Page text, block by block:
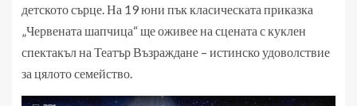
детското сърце. На 19 юни пък класическата приказка
„Червената шапчица“ ще оживее на сцената с куклен
спектакъл на Театър Възраждане – истинско удоволствие
за цялото семейство.